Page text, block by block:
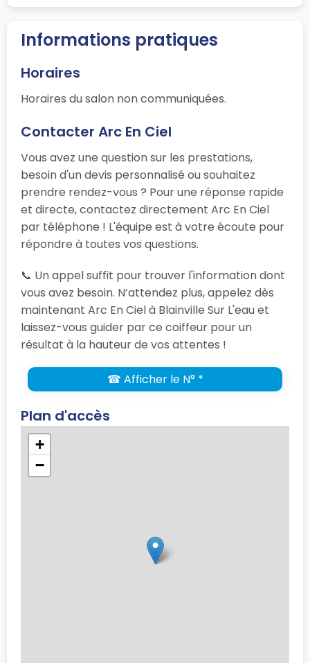
Informations pratiques
Horaires
Horaires du salon non communiquées.
Contacter Arc En Ciel
Vous avez une question sur les prestations,
besoin d'un devis personnalisé ou souhaitez
prendre rendez-vous ? Pour une réponse rapide
et directe, contactez directement Arc En Ciel
par téléphone ! L'équipe est à votre écoute pour
répondre à toutes vos questions.
📞 Un appel suffit pour trouver l'information dont
vous avez besoin. N’attendez plus, appelez dès
maintenant Arc En Ciel à Blainville Sur L'eau et
laissez-vous guider par ce coiffeur pour un
résultat à la hauteur de vos attentes !
☎ Afficher le N° *
Plan d'accès
+
−